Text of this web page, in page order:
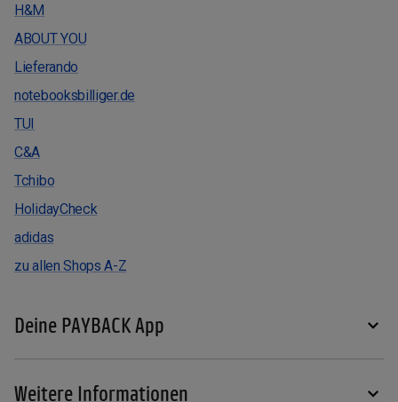
H&M
ABOUT YOU
Lieferando
notebooksbilliger.de
TUI
C&A
Tchibo
HolidayCheck
adidas
zu allen Shops A-Z
Deine PAYBACK App
Weitere Informationen